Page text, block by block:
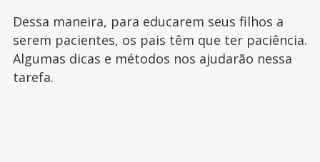
Dessa maneira, para educarem seus filhos a
serem pacientes, os pais têm que ter paciência.
Algumas dicas e métodos nos ajudarão nessa
tarefa.